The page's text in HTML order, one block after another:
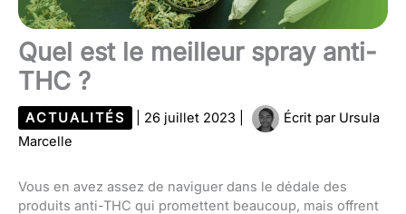
Quel est le meilleur spray anti-
THC ?
ACTUALITÉS 26 juillet 2023 Écrit par Ursula
Marcelle
Vous en avez assez de naviguer dans le dédale des
produits anti-THC qui promettent beaucoup, mais offrent